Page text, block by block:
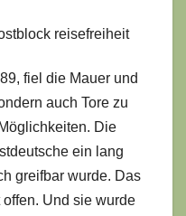
fiel die Mauer und
auch Tore zu
Die
ein lang
greifbar wurde. Das
Und sie wurde